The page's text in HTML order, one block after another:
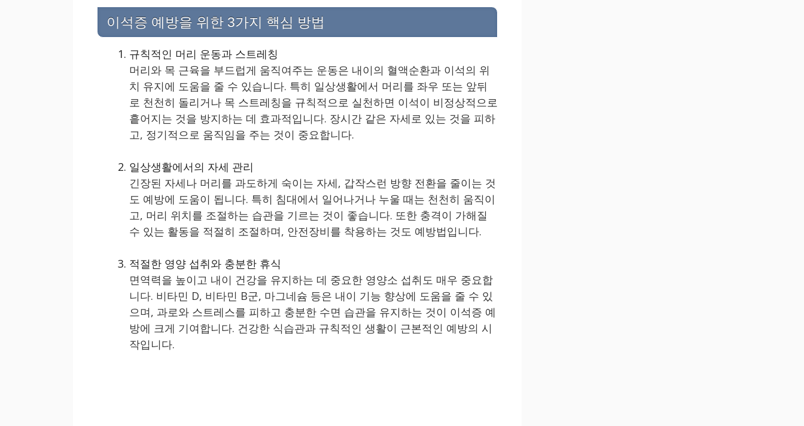
이석증 예방을 위한 3가지 핵심 방법
규칙적인 머리 운동과 스트레칭
머리와 목 근육을 부드럽게 움직여주는 운동은 내이의 혈액순환과 이석의 위
치 유지에 도움을 줄 수 있습니다. 특히 일상생활에서 머리를 좌우 또는 앞뒤
로 천천히 돌리거나 목 스트레칭을 규칙적으로 실천하면 이석이 비정상적으로
흩어지는 것을 방지하는 데 효과적입니다. 장시간 같은 자세로 있는 것을 피하
고, 정기적으로 움직임을 주는 것이 중요합니다.
일상생활에서의 자세 관리
긴장된 자세나 머리를 과도하게 숙이는 자세, 갑작스런 방향 전환을 줄이는 것
도 예방에 도움이 됩니다. 특히 침대에서 일어나거나 누울 때는 천천히 움직이
고, 머리 위치를 조절하는 습관을 기르는 것이 좋습니다. 또한 충격이 가해질
수 있는 활동을 적절히 조절하며, 안전장비를 착용하는 것도 예방법입니다.
적절한 영양 섭취와 충분한 휴식
면역력을 높이고 내이 건강을 유지하는 데 중요한 영양소 섭취도 매우 중요합
니다. 비타민 D, 비타민 B군, 마그네슘 등은 내이 기능 향상에 도움을 줄 수 있
으며, 과로와 스트레스를 피하고 충분한 수면 습관을 유지하는 것이 이석증 예
방에 크게 기여합니다. 건강한 식습관과 규칙적인 생활이 근본적인 예방의 시
작입니다.